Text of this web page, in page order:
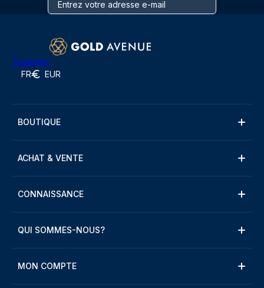
Trustpilot
FR EUR
BOUTIQUE
ACHAT & VENTE
CONNAISSANCE
QUI SOMMES-NOUS?
MON COMPTE